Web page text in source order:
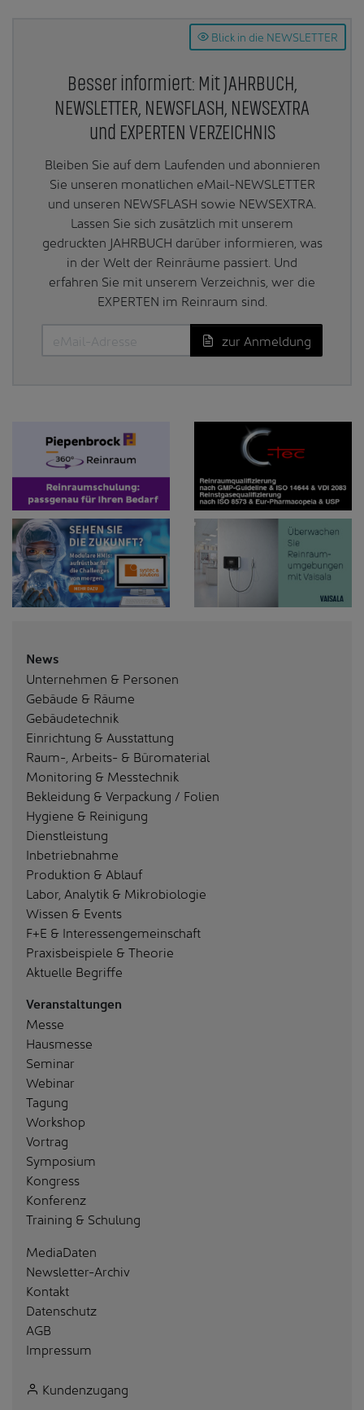
Blick in die NEWSLETTER
Besser informiert: Mit JAHRBUCH,
NEWSLETTER, NEWSFLASH, NEWSEXTRA
und EXPERTEN VERZEICHNIS
Bleiben Sie auf dem Laufenden und abonnieren
Sie unseren monatlichen eMail-NEWSLETTER
und unseren NEWSFLASH sowie NEWSEXTRA.
Lassen Sie sich zusätzlich mit unserem
gedruckten JAHRBUCH darüber informieren, was
in der Welt der Reinräume passiert. Und
erfahren Sie mit unserem Verzeichnis, wer die
EXPERTEN im Reinraum sind.
zur Anmeldung
News
Unternehmen & Personen
Gebäude & Räume
Gebäudetechnik
Einrichtung & Ausstattung
Raum-, Arbeits- & Büromaterial
Monitoring & Messtechnik
Bekleidung & Verpackung / Folien
Hygiene & Reinigung
Dienstleistung
Inbetriebnahme
Produktion & Ablauf
Labor, Analytik & Mikrobiologie
Wissen & Events
F+E & Interessengemeinschaft
Praxisbeispiele & Theorie
Aktuelle Begriffe
Veranstaltungen
Messe
Hausmesse
Seminar
Webinar
Tagung
Workshop
Vortrag
Symposium
Kongress
Konferenz
Training & Schulung
MediaDaten
Newsletter-Archiv
Kontakt
Datenschutz
AGB
Impressum
Kundenzugang